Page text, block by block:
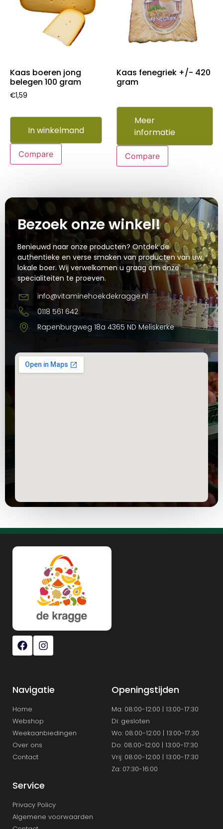
Kaas boeren jong
belegen 100 gram
€1,59
In winkelmand
Compare
Kaas fenegriek +/- 420
gram
Meer
informatie
Compare
Bezoek onze winkel!
Benieuwd naar onze producten? Ontdek de
authentieke en verse smaken van producten van uw
lokale boer. Wij verwelkomen u graag om onze
specialiteiten te proeven.
info@vitaminehoekdekragge.nl
0118 561 642
Rapenburgweg 18a 4365 ND Meliskerke
Navigatie
Home
Webshop
Weekaanbiedingen
Over ons
Contact
Openingstijden
Ma: 08:00-12:00 | 13:00-17:30
Di: gesloten
Wo: 08:00-12:00 | 13:00-17.30
Do: 08:00-12:00 | 13:00-17:30
Vrij: 08:00-12:00 | 13:00-17:30
Za: 07:30-16:00
Service
Privacy Policy
Algemene voorwaarden